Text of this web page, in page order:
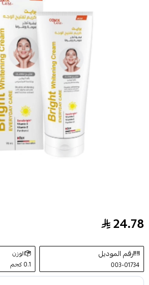
كريم تفتيح الوجه برایت من كوفيكس
24.78
رقم الموديل
003-01734
الوزن
0.1 كجم